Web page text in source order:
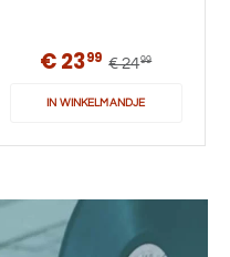
€ 2399 € 2499
IN WINKELMANDJE